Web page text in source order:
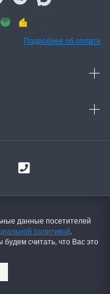
Подробнее об оплате
данные посетителей
политикой.
считать, что Вас это